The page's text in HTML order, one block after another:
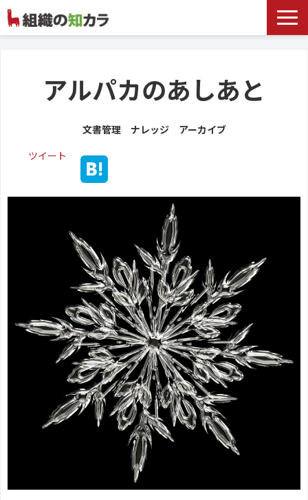
お役立ち記事
記事カテゴリ一覧
お客様事例
アルパカのあしあと
文書管理 ナレッジ アーカイブ
ツイート